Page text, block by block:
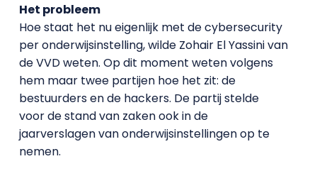
Het probleem
Hoe staat het nu eigenlijk met de cybersecurity
per onderwijsinstelling, wilde Zohair El Yassini van
de VVD weten. Op dit moment weten volgens
hem maar twee partijen hoe het zit: de
bestuurders en de hackers. De partij stelde
voor de stand van zaken ook in de
jaarverslagen van onderwijsinstellingen op te
nemen.